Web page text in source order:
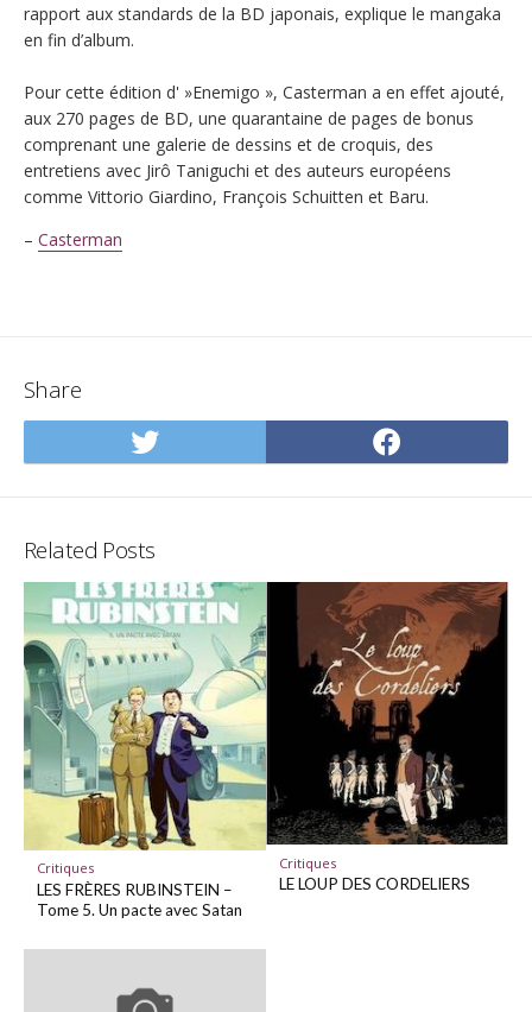
rapport aux standards de la BD japonais, explique le mangaka
en fin d’album.
Pour cette édition d' »Enemigo », Casterman a en effet ajouté,
aux 270 pages de BD, une quarantaine de pages de bonus
comprenant une galerie de dessins et de croquis, des
entretiens avec Jirô Taniguchi et des auteurs européens
comme Vittorio Giardino, François Schuitten et Baru.
– Casterman
Share
Share
on
on
Related Posts
Critiques
LES FRÈRES RUBINSTEIN –
Tome 5. Un pacte avec Satan
Critiques
LE LOUP DES CORDELIERS